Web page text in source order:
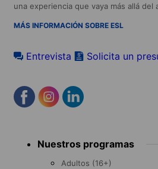
una experiencia que vaya más allá del
MÁS INFORMACIÓN SOBRE ESL
Entrevista Solicita un
menu Nuestros programas
Adultos (16+)